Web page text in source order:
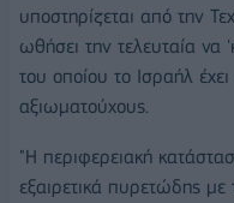
υποστηρίζεται από την
ωθήσει την τελευταία να
του οποίου το Ισραήλ
αξιωματούχους.
"Η περιφερειακή
εξαιρετικά πυρετώδης